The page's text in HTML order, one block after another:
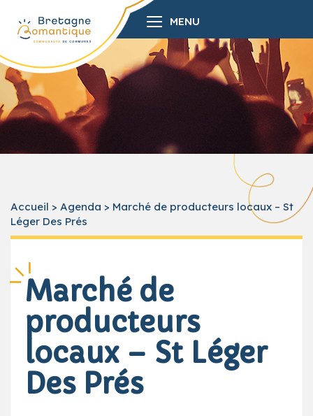
MENU
Accueil > Agenda > Marché de producteurs locaux – St
Léger Des Prés
Marché de
producteurs
locaux – St Léger
Des Prés